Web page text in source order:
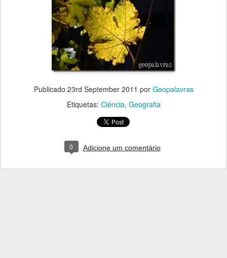
Publicado 23rd September 2011 por Geopalavras
Etiquetas: Ciência Geografia
0 Adicione um comentário